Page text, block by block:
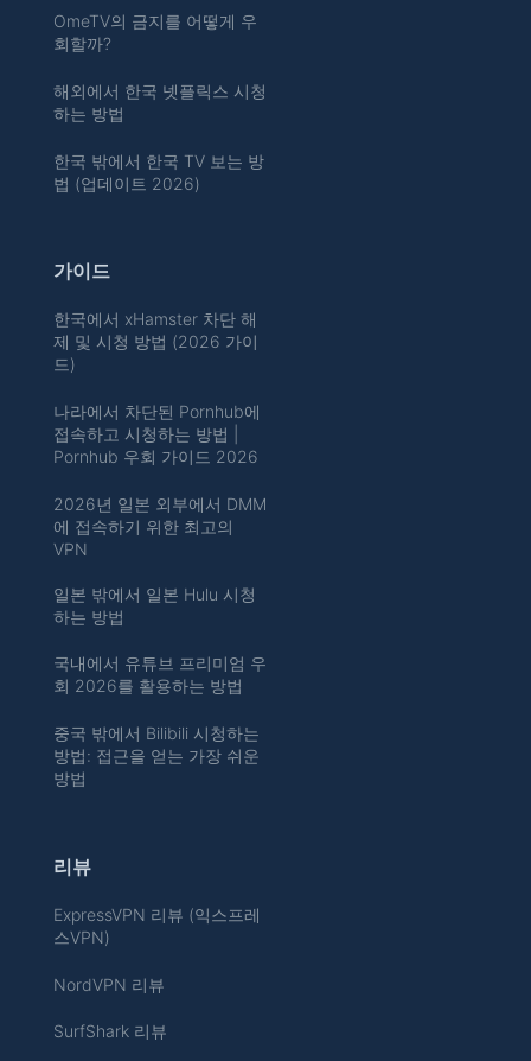
OmeTV의 금지를 어떻게 우
회할까?
해외에서 한국 넷플릭스 시청
하는 방법
한국 밖에서 한국 TV 보는 방
법 (업데이트 2026)
가이드
한국에서 xHamster 차단 해
제 및 시청 방법 (2026 가이
드)
나라에서 차단된 Pornhub에
접속하고 시청하는 방법 |
Pornhub 우회 가이드 2026
2026년 일본 외부에서 DMM
에 접속하기 위한 최고의
VPN
일본 밖에서 일본 Hulu 시청
하는 방법
국내에서 유튜브 프리미엄 우
회 2026를 활용하는 방법
중국 밖에서 Bilibili 시청하는
방법: 접근을 얻는 가장 쉬운
방법
리뷰
ExpressVPN 리뷰 (익스프레
스VPN)
NordVPN 리뷰
SurfShark 리뷰